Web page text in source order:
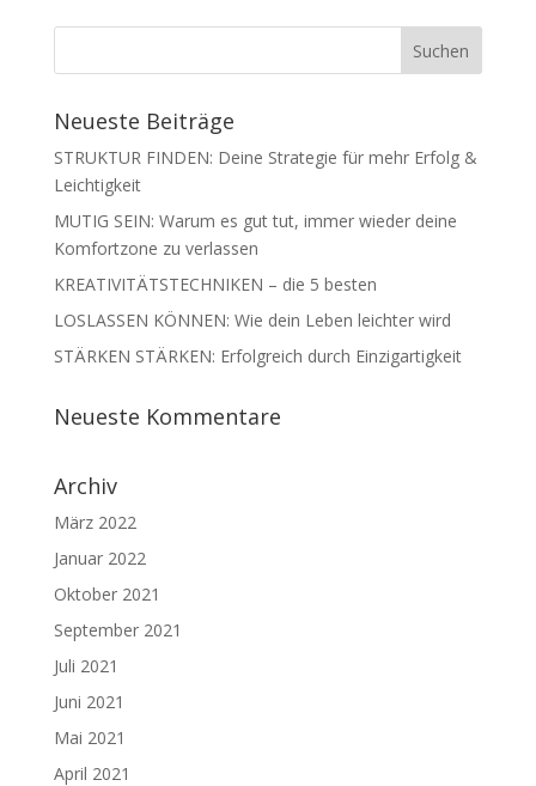
Neueste Beiträge
STRUKTUR FINDEN: Deine Strategie für mehr Erfolg &
Leichtigkeit
MUTIG SEIN: Warum es gut tut, immer wieder deine
Komfortzone zu verlassen
KREATIVITÄTSTECHNIKEN – die 5 besten
LOSLASSEN KÖNNEN: Wie dein Leben leichter wird
STÄRKEN STÄRKEN: Erfolgreich durch Einzigartigkeit
Neueste Kommentare
Archiv
März 2022
Januar 2022
Oktober 2021
September 2021
Juli 2021
Juni 2021
Mai 2021
April 2021